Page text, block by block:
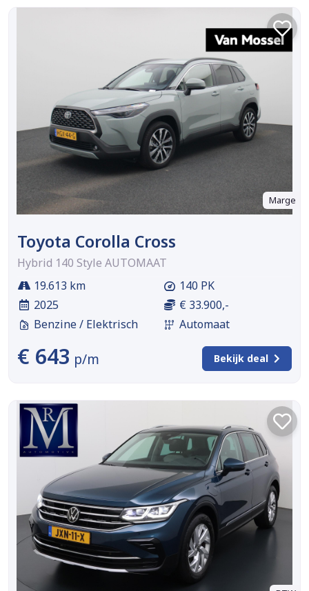
Marge
Toyota Corolla Cross
Hybrid 140 Style AUTOMAAT
19.613 km
2025
Benzine / Elektrisch
140 PK
€ 33.900,-
Automaat
€ 643 p/m Bekijk deal